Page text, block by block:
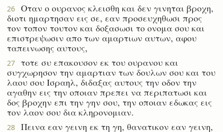
26
Οταν ο ουρανος κλεισθη και δεν γινηται βροχη,
διοτι ημαρτησαν εις σε, εαν προσευχηθωσι προς
τον τοπον τουτον και δοξασωσι το ονομα σου και
επιστρεψωσιν απο των αμαρτιων αυτων, αφου
ταπεινωσης αυτους,
27
τοτε συ επακουσον εκ του ουρανου και
συγχωρησον την αμαρτιαν των δουλων σου και του
λαου σου Ισραηλ, διδαξας αυτους την οδον την
αγαθην εις την οποιαν πρεπει να περιπατωσι και
δος βροχην επι την γην σου, την οποιαν εδωκας εις
τον λαον σου δια κληρονομιαν.
28
Πεινα εαν γεινη εκ τη γη, θανατικον εαν γεινη,